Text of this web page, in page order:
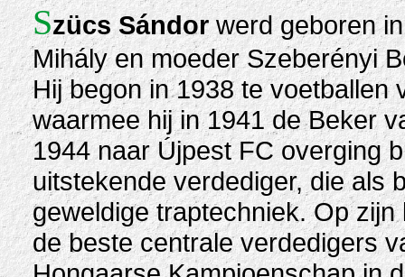
Szücs Sándorwerd geboren
Mihály en moeder Szeberényi
Hij begon in 1938 te voetballen
waarmee hij in 1941 de Beker
1944 naar Újpest FC overging
uitstekende verdediger, die als
geweldige traptechniek. Op
de beste centrale verdedigers